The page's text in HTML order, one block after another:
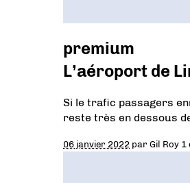
premium
L’aéroport de
Si le trafic passagers
reste très en dessous
06 janvier 2022 parGil Roy 1